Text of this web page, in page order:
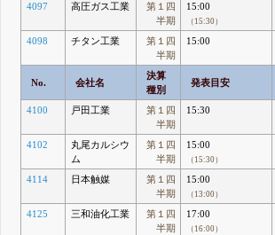
4097 高圧ガス工業
第１四
半期
15:00
（15:30）
4098 チタン工業
第１四
半期
15:00
No. 会社名
決算
種別
発表目安
4100 戸田工業
第１四
半期
15:30
4102
丸尾カルシウ
ム
第１四
半期
15:00
（15:30）
4114 日本触媒
第１四
半期
15:00
（13:00）
4125 三和油化工業
第１四
半期
17:00
（16:00）